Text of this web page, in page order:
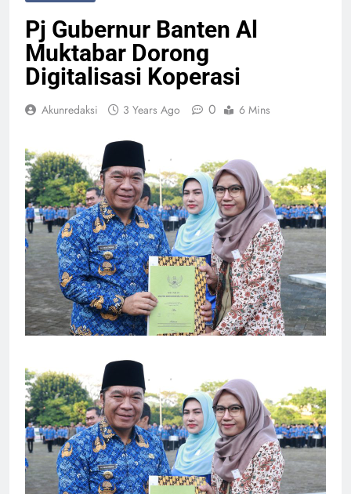
Pj Gubernur Banten Al
Muktabar Dorong
Digitalisasi Koperasi
Akunredaksi 3 Years Ago 0 6 Mins